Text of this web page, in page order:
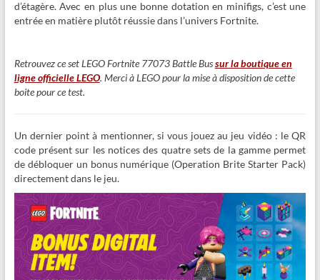
d’étagère. Avec en plus une bonne dotation en minifigs, c’est une
entrée en matière plutôt réussie dans l’univers Fortnite.
Retrouvez ce set LEGO Fortnite 77073 Battle Bussur la boutique en
ligne officielle LEGO. Merci à LEGO pour la mise à disposition de cette
boite pour ce test.
Un dernier point à mentionner, si vous jouez au jeu vidéo : le QR
code présent sur les notices des quatre sets de la gamme permet
de débloquer un bonus numérique (Operation Brite Starter Pack)
directement dans le jeu.